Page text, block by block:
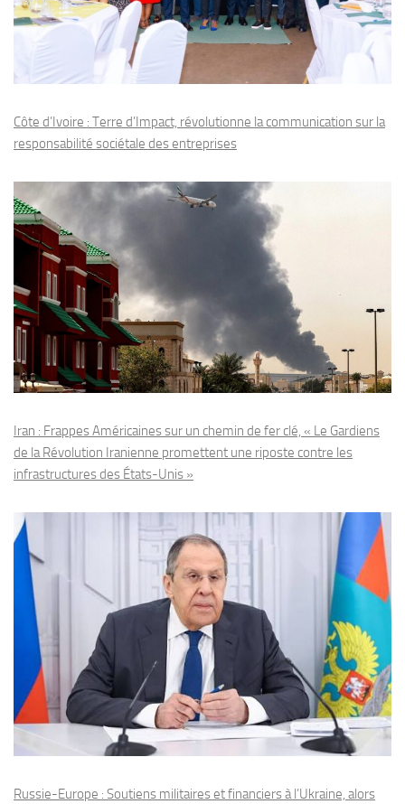
Côte d’Ivoire : Terre d’Impact, révolutionne la communication sur la
responsabilité sociétale des entreprises
Iran : Frappes Américaines sur un chemin de fer clé, « Le Gardiens
de la Révolution Iranienne promettent une riposte contre les
infrastructures des États-Unis »
Russie-Europe : Soutiens militaires et financiers à l’Ukraine, alors